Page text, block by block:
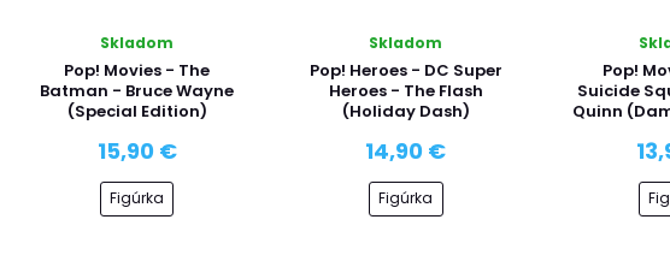
Skladom
Pop! Movies - The
Batman - Bruce Wayne
(Special Edition)
15,90 €
Figúrka
Skladom
Pop! Heroes - DC Super
Heroes - The Flash
(Holiday Dash)
14,90 €
Figúrka
Pop!
Suicide
Quinn